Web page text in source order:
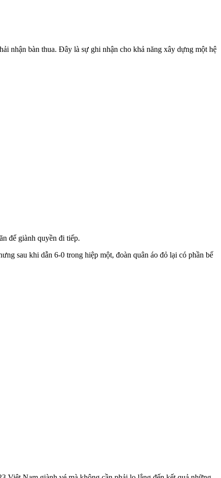
nhận bàn thua. Đây là sự ghi nhận cho khả năng xây dựng một hệ
để giành quyền đi tiếp.
sau khi dẫn 6-0 trong hiệp một, đoàn quân áo đỏ lại có phần bế